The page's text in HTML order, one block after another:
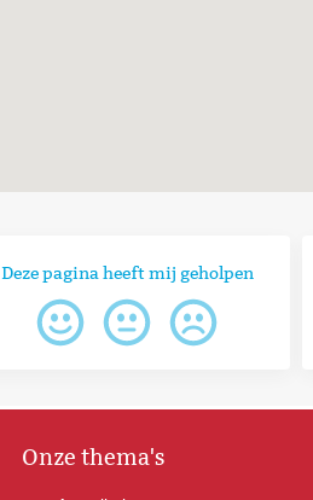
Deze pagina heeft mij geholpen
Onze thema's